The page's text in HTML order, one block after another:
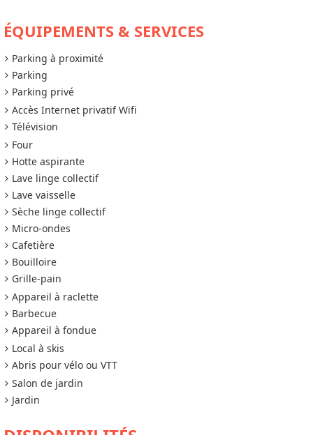
ÉQUIPEMENTS & SERVICES
Parking à proximité
Parking
Parking privé
Accès Internet privatif Wifi
Télévision
Four
Hotte aspirante
Lave linge collectif
Lave vaisselle
Sèche linge collectif
Micro-ondes
Cafetière
Bouilloire
Grille-pain
Appareil à raclette
Barbecue
Appareil à fondue
Local à skis
Abris pour vélo ou VTT
Salon de jardin
Jardin